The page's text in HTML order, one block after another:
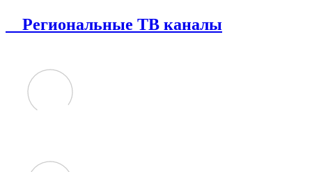
Региональные ТВ каналы